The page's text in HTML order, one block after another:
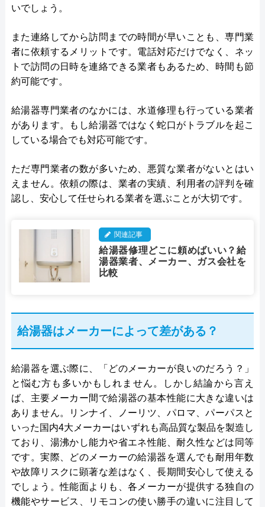
いでしょう。
また連絡してから訪問までの時間が早いことも、専門業
者に依頼するメリットです。電話対応だけでなく、ネッ
トで訪問の日時を連絡できる業者もあるため、時間も節
約可能です。
給湯器専門業者のなかには、水道修理も行っている業者
があります。もし給湯器ではなく蛇口がトラブルを起こ
している場合でも対応可能です。
ただ専門業者の数が多いため、悪質な業者がないとはい
えません。依頼の際は、業者の実績、利用者の評判を確
認し、安心して任せられる業者を選ぶことが大切です。
関連記事
給湯器修理どこに頼めばいい？給
湯器業者、メーカー、ガス会社を
比較
給湯器はメーカーによって差がある？
給湯器を選ぶ際に、「どのメーカーが良いのだろう？」
と悩む方も多いかもしれません。しかし結論から言え
ば、主要メーカー間で給湯器の基本性能に大きな違いは
ありません。リンナイ、ノーリツ、パロマ、パーパスと
いった国内4大メーカーはいずれも高品質な製品を製造し
ており、湯沸かし能力や省エネ性能、耐久性などは同等
です。実際、どのメーカーの給湯器を選んでも耐用年数
や故障リスクに顕著な差はなく、長期間安心して使える
でしょう。性能面よりも、各メーカーが提供する独自の
機能やサービス、リモコンの使い勝手の違いに注目して